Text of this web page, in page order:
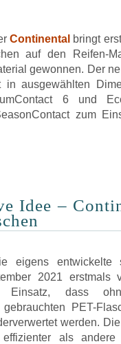
Continental bringt
auf den Reifen-
gewonnen. Der
ausgewählten
6 und
zum
Idee –
eigens entwickelte
2021 erstmals
Einsatz, dass
PET-
werden.
als